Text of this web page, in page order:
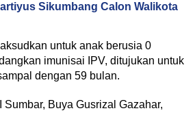
Sikumbang Calon Walikota
untuk anak berusia 0
imunisai IPV, ditujukan untuk
dengan 59 bulan.
Sumbar, Buya Gusrizal Gazahar,